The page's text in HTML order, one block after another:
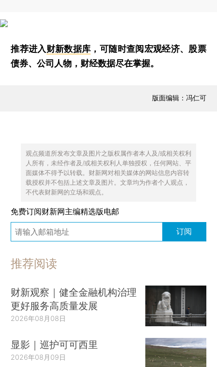
推荐进入财新数据库 ，可随时查阅宏观经济、股票
债券、公司人物，财经数据尽在掌握。
版面编辑：冯仁可
观点频道所发布文章及图片之版权属作者本人及/或相关权利
人所有，未经作者及/或相关权利人单独授权，任何网站、平
面媒体不得予以转载。财新网对相关媒体的网站信息内容转
载授权并不包括上述文章及图片。文章均为作者个人观点，
不代表财新网的立场和观点。
免费订阅财新网主编精选版电邮
订阅
推荐阅读
财新观察｜健全金融机构治理
更好服务高质量发展
2026年08月08日
显影｜巡护可可西里
2026年08月09日